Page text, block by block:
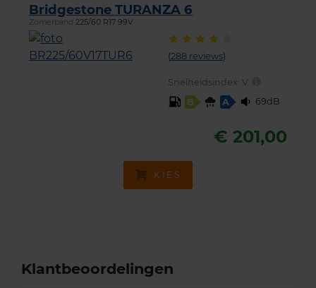
Bridgestone TURANZA 6
Zomerband 225/60 R17 99V
(288 reviews)
Snelheidsindex: V
B
A 69dB
€ 201,00
KIES
Klantbeoordelingen